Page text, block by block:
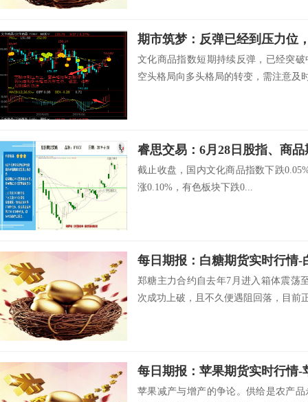
期市筑梦：反弹已经到压力位
文化商品指数短期持续反弹，已经突
空头格局向多头格局的转变，需注意及
睿思交易：6月28日股指、商
截止收盘，国内文化商品指数下跌
涨0.10%，有色板块下跌0...
每日期报：白糖期货实时行情
郑糖主力合约自去年7月进入箱体震荡
次成功上破，且不久便遇阻回落，目前
每日期报：苹果期货实时行情-
苹果减产与增产的争论。供给是农产